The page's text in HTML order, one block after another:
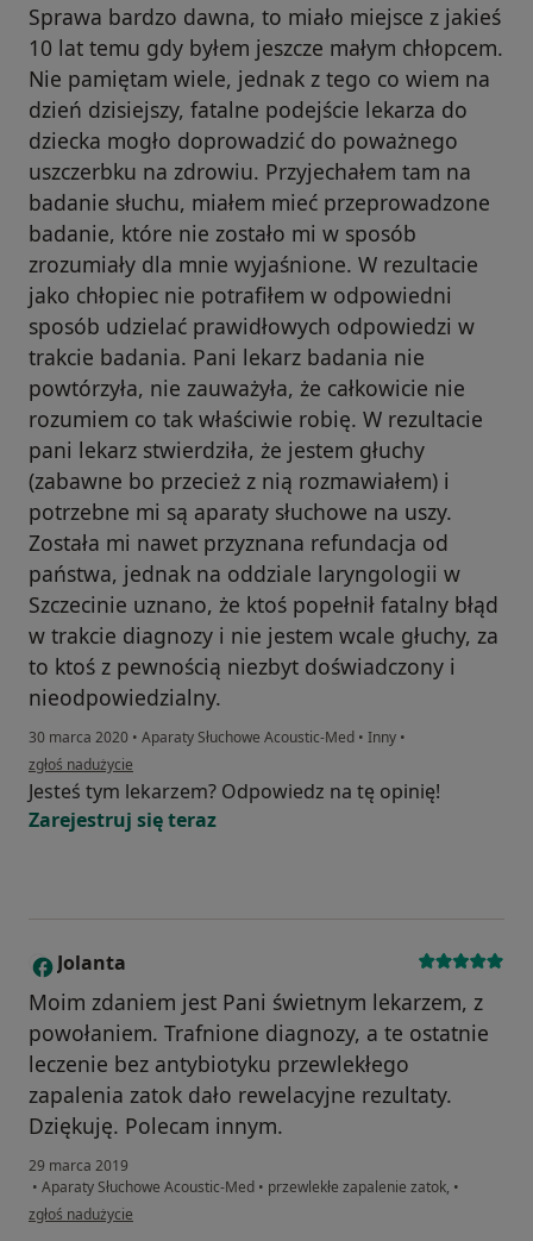
Sprawa bardzo dawna, to miało miejsce z jakieś
10 lat temu gdy byłem jeszcze małym chłopcem.
Nie pamiętam wiele, jednak z tego co wiem na
dzień dzisiejszy, fatalne podejście lekarza do
dziecka mogło doprowadzić do poważnego
uszczerbku na zdrowiu. Przyjechałem tam na
badanie słuchu, miałem mieć przeprowadzone
badanie, które nie zostało mi w sposób
zrozumiały dla mnie wyjaśnione. W rezultacie
jako chłopiec nie potrafiłem w odpowiedni
sposób udzielać prawidłowych odpowiedzi w
trakcie badania. Pani lekarz badania nie
powtórzyła, nie zauważyła, że całkowicie nie
rozumiem co tak właściwie robię. W rezultacie
pani lekarz stwierdziła, że jestem głuchy
(zabawne bo przecież z nią rozmawiałem) i
potrzebne mi są aparaty słuchowe na uszy.
Została mi nawet przyznana refundacja od
państwa, jednak na oddziale laryngologii w
Szczecinie uznano, że ktoś popełnił fatalny błąd
w trakcie diagnozy i nie jestem wcale głuchy, za
to ktoś z pewnością niezbyt doświadczony i
nieodpowiedzialny.
30 marca 2020 • Aparaty Słuchowe Acoustic-Med • Inny •
w opinii użytkownika Piotr
zgłoś nadużycie
Jesteś tym lekarzem? Odpowiedz na tę opinię!
Zarejestruj się teraz
J Jolanta
Moim zdaniem jest Pani świetnym lekarzem, z
powołaniem. Trafnione diagnozy, a te ostatnie
leczenie bez antybiotyku przewlekłego
zapalenia zatok dało rewelacyjne rezultaty.
Dziękuję. Polecam innym.
29 marca 2019
• Aparaty Słuchowe Acoustic-Med • przewlekłe zapalenie zatok, •
w opinii użytkownika Jolanta
zgłoś nadużycie